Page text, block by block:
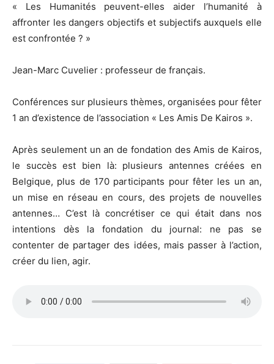
« Les Humanités peuvent-elles aider l’humanité à
affronter les dangers objectifs et subjectifs auxquels elle
est confrontée ? »
Jean-Marc Cuvelier : professeur de français.
Conférences sur plusieurs thèmes, organisées pour fêter
1 an d’existence de l’association « Les Amis De Kairos ».
Après seulement un an de fondation des Amis de Kairos,
le succès est bien là: plusieurs antennes créées en
Belgique, plus de 170 participants pour fêter les un an,
un mise en réseau en cours, des projets de nouvelles
antennes… C’est là concrétiser ce qui était dans nos
intentions dès la fondation du journal: ne pas se
contenter de partager des idées, mais passer à l’action,
créer du lien, agir.